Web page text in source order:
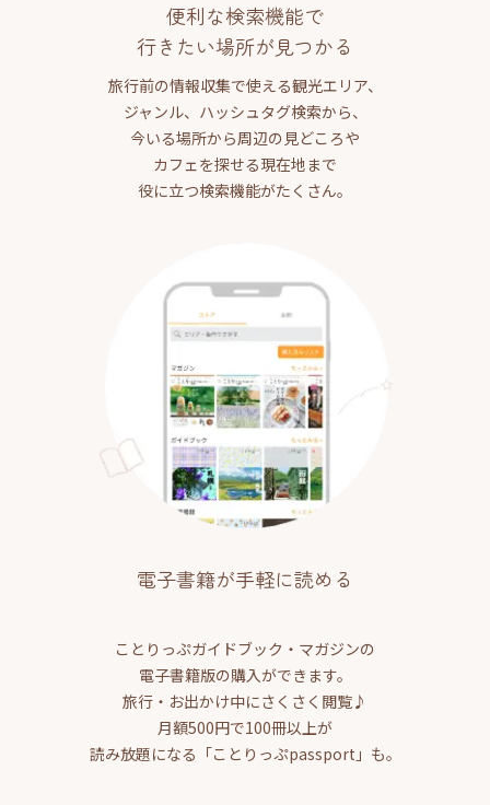
便利な検索機能で
行きたい場所が見つかる
旅行前の情報収集で使える観光エリア、
ジャンル、ハッシュタグ検索から、
今いる場所から周辺の見どころや
カフェを探せる現在地まで
役に立つ検索機能がたくさん。
電子書籍が手軽に読める
ことりっぷガイドブック・マガジンの
電子書籍版の購入ができます。
旅行・お出かけ中にさくさく閲覧♪
月額500円で100冊以上が
読み放題になる「ことりっぷpassport」も。